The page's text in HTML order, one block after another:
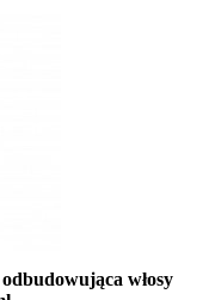
włosy